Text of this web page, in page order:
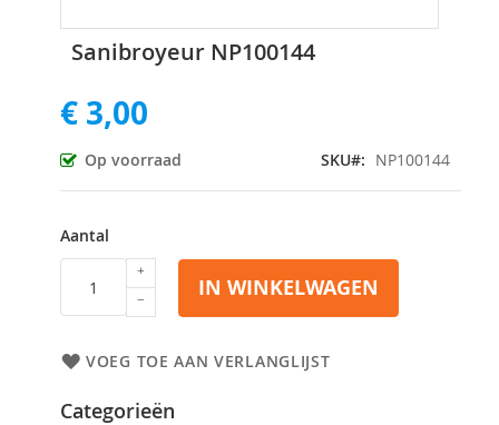
Sanibroyeur NP100144
€ 3,00
Op voorraad SKU NP100144
Aantal
IN WINKELWAGEN
VOEG TOE AAN VERLANGLIJST
naar
begin
van
de
afbeeldingen-
gallerij
Categorieën